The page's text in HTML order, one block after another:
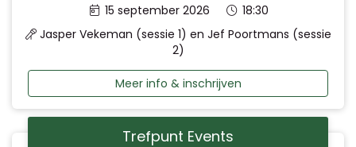
Datum:
15 september 2026 Tijd:
18:30
Jasper Vekeman (sessie 1) en Jef Poortmans (sessie
2)
Meer info & inschrijven
Trefpunt Events